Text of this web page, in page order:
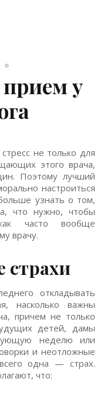
у
не только для
этого врача,
Поэтому лучший
настроиться
узнать о том,
что нужно, чтобы
часто вообще
врачу.
страхи
откладывать
насколько важны
причем не только
детей, дамы
неделю или
и неотложные
одна — страх.
что: